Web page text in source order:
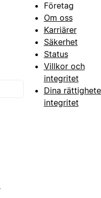
Företag
Om oss
Karriärer
Säkerhet
Status
Villkor och
integritet
Dina
integritet